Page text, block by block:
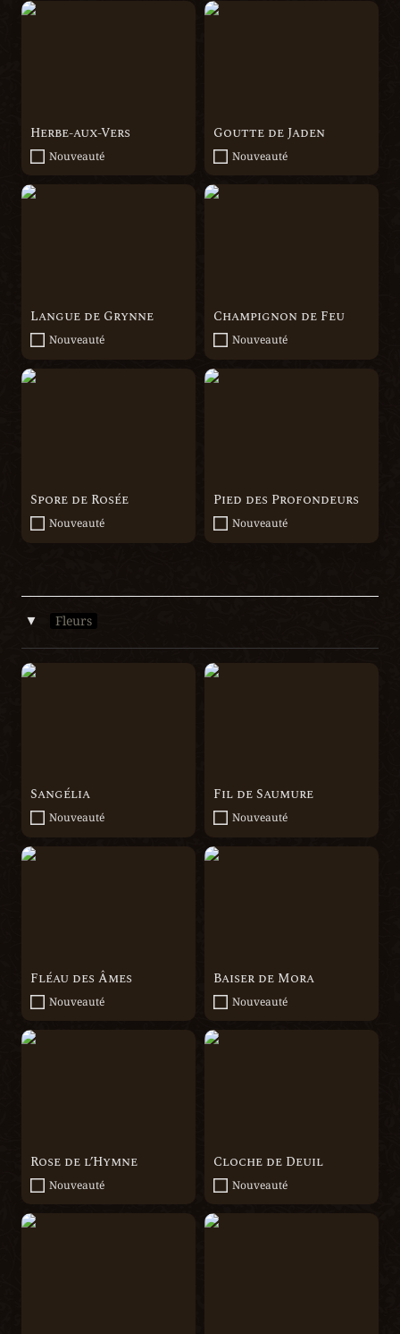
Herbe-aux-Vers
Herbe-aux-Vers
Nouveauté
Goutte de Jaden
Goutte de Jaden
Nouveauté
Langue de Grynne
Langue de Grynne
Nouveauté
Champignon de Feu
Champignon de Feu
Nouveauté
Spore de Rosée
Spore de Rosée
Nouveauté
Pied des Profondeurs
Pied des Profondeurs
Nouveauté
‣ Fleurs
Sangélia
Sangélia
Nouveauté
Fil de Saumure
Fil de Saumure
Nouveauté
Fléau des Âmes
Fléau des Âmes
Nouveauté
Baiser de Mora
Baiser de Mora
Nouveauté
Rose de l’Hymne
Rose de l’Hymne
Nouveauté
Cloche de Deuil
Cloche de Deuil
Nouveauté
Lullily Mie de Synod